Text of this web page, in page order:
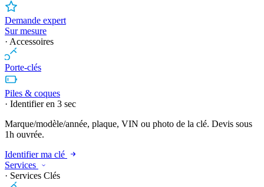
Demande expert
Sur mesure
· Accessoires
Porte-clés
Piles & coques
· Identifier en 3 sec
Marque/modèle/année, plaque, VIN ou photo de la clé. Devis sous
1h ouvrée.
Identifier ma clé
Services
· Services Clés